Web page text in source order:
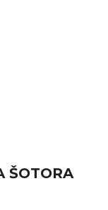
ŠOTORA